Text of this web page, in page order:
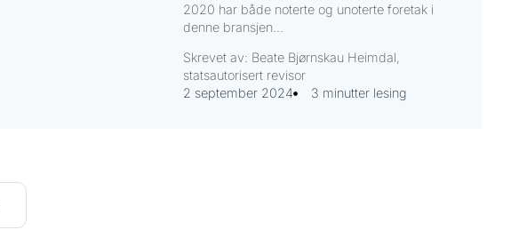
2020 har både noterte og unoterte foretak i
denne bransjen...
Skrevet av: Beate Bjørnskau Heimdal,
statsautorisert revisor
2 september 2024
3 minutter lesing